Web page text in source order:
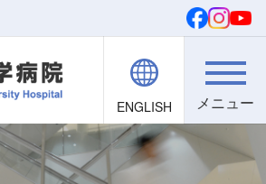
ご寄付
ENGLISH 検索
院内職員向け
文字・背景